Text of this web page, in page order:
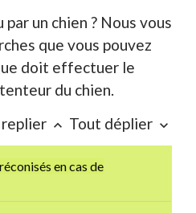
un chien ? Nous vous
que vous pouvez
doit effectuer le
du chien.
keyboard_arrow_up Tout déplier keyboard_arrow_down
en cas de